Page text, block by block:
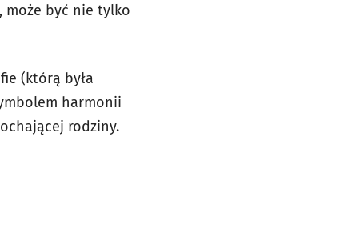
może być nie tylko
(którą była
harmonii
rodziny.